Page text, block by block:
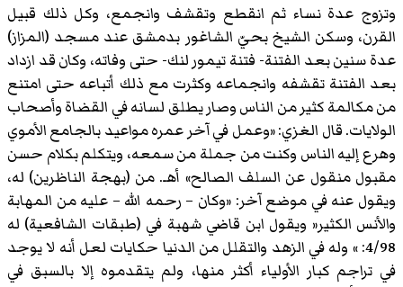
وتزوج عدة نساء ثم انقطع وتقشف وانجمع، وكل ذلك قبيل
القرن، وسكن الشيخ بحيّ الشاغور بدمشق عند مسجد (المزاز)
عدة سنين بعد الفتنة- فتنة تيمور لنك- حتى وفاته، وكان قد ازداد
بعد الفتنة تقشفه وانجماعه وكثرت مع ذلك أتباعه حتى امتنع
من مكالمة كثير من الناس وصار يطلق لسانه في القضاة وأصحاب
الولايات. قال الغزي: «وعمل في آخر عمره مواعيد بالجامع الأموي
وهرع إليه الناس وكنت من جملة من سمعه، ويتكلم بكلام حسن
مقبول منقول عن السلف الصالح» أهـ. من (بهجة الناظرين) له،
ويقول عنه في موضع آخر: «وكان – رحمه الله – عليه من المهابة
والأنس الكثير« ويقول ابن قاضي شهبة في (طبقات الشافعية) له
4/98: » وله في الزهد والتقلل من الدنيا حكايات لعل أنه لا يوجد
في تراجم كبار الأولياء أكثر منها، ولم يتقدموه إلا بالسبق في